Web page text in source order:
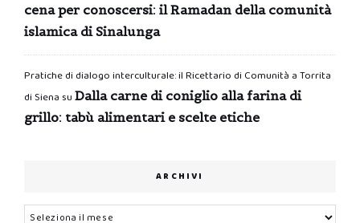
cena per conoscersi: il Ramadan della comunità
islamica di Sinalunga
Pratiche di dialogo interculturale: il Ricettario di Comunità a Torrita
di Siena su Dalla carne di coniglio alla farina di
grillo: tabù alimentari e scelte etiche
ARCHIVI
Archivi